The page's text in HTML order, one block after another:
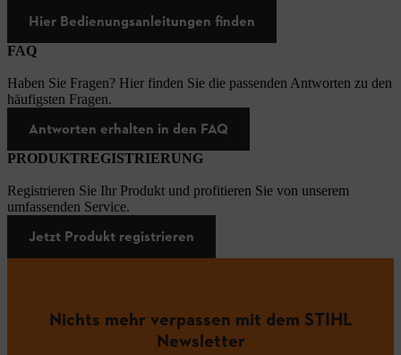
Hier Bedienungsanleitungen finden
FAQ
Haben Sie Fragen? Hier finden Sie die passenden Antworten zu den
häufigsten Fragen.
Antworten erhalten in den FAQ
PRODUKTREGISTRIERUNG
Registrieren Sie Ihr Produkt und profitieren Sie von unserem
umfassenden Service.
Jetzt Produkt registrieren
Nichts mehr verpassen mit dem STIHL
Newsletter